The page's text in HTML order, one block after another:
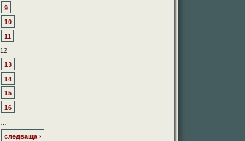
9
10
11
12
13
14
15
16
следваща ›